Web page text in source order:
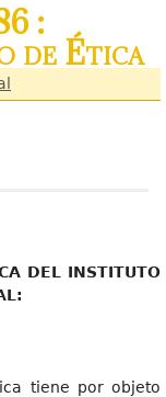
:
de Ética
DEL INSTITUTO
tiene por objeto